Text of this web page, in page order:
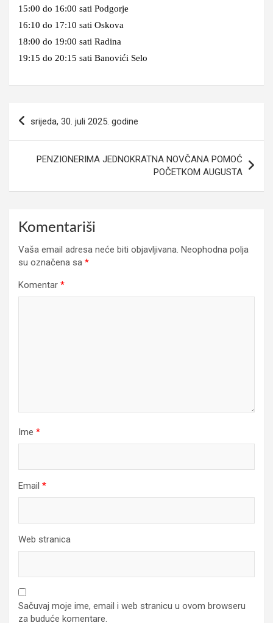
15:00 do 16:00 sati Podgorje
16:10 do 17:10 sati Oskova
18:00 do 19:00 sati Radina
19:15 do 20:15 sati Banovići Selo
članaka
srijeda, 30. juli 2025. godine
PENZIONERIMA JEDNOKRATNA NOVČANA POMOĆ
POČETKOM AUGUSTA
Komentariši
Vaša email adresa neće biti objavljivana. Neophodna polja
su označena sa *
Komentar *
Ime *
Email *
Web stranica
Sačuvaj moje ime, email i web stranicu u ovom browseru
za buduće komentare.